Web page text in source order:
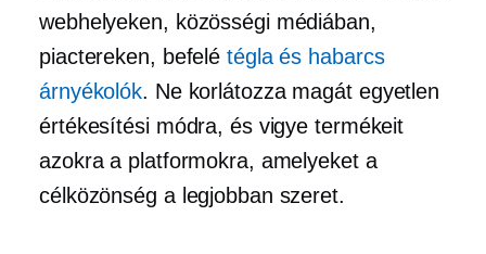
webhelyeken, közösségi médiában,
piactereken, befelé tégla és habarcs
árnyékolók. Ne korlátozza magát egyetlen
értékesítési módra, és vigye termékeit
azokra a platformokra, amelyeket a
célközönség a legjobban szeret.